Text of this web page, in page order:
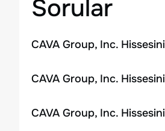
Sorular
CAVA Group, Inc.
CAVA Group, Inc.
CAVA Group, Inc.